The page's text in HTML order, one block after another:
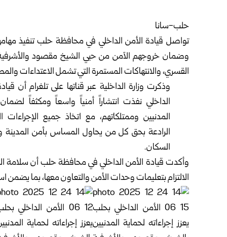
حلب-سانا
تواصل قيادة الأمن الداخلي في محافظة حلبتنفيذ
وضمان خروجهم الآمن من حيي الشيخ مقصود
القسري، والانتهاكات المستمرة التي تشمل الاعتداءات
وذكرت وزارة الداخلية عبر قناتها على تلغرام أن
الداخلي نفذت انتشاراً أمنياً واسعاً ومكثفاً
المدنيين وممتلكاتهم، مع اتخاذ جميع الإجراءات
الرادعة بحق كل من يحاول المساس بأمن المدينة
السكان.
وأكدت قيادة الأمن الداخلي في محافظة حلب أن سلامة
الالتزام بتعليمات وحدات الأمن والتعاون معها، بما يضمن